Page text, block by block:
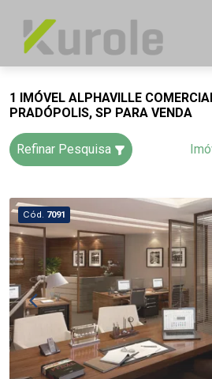
1 IMÓVEL ALPHAVILLE
PRADÓPOLIS, SP PARA VENDA
Refinar Pesquisa
Cód. 7091